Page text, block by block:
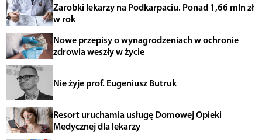
Zarobki lekarzy na Podkarpaciu. Ponad 1,66 mln zł
w rok
Nowe przepisy o wynagrodzeniach w ochronie
zdrowia weszły w życie
Nie żyje prof. Eugeniusz Butruk
Resort uruchamia usługę Domowej Opieki
Medycznej dla lekarzy